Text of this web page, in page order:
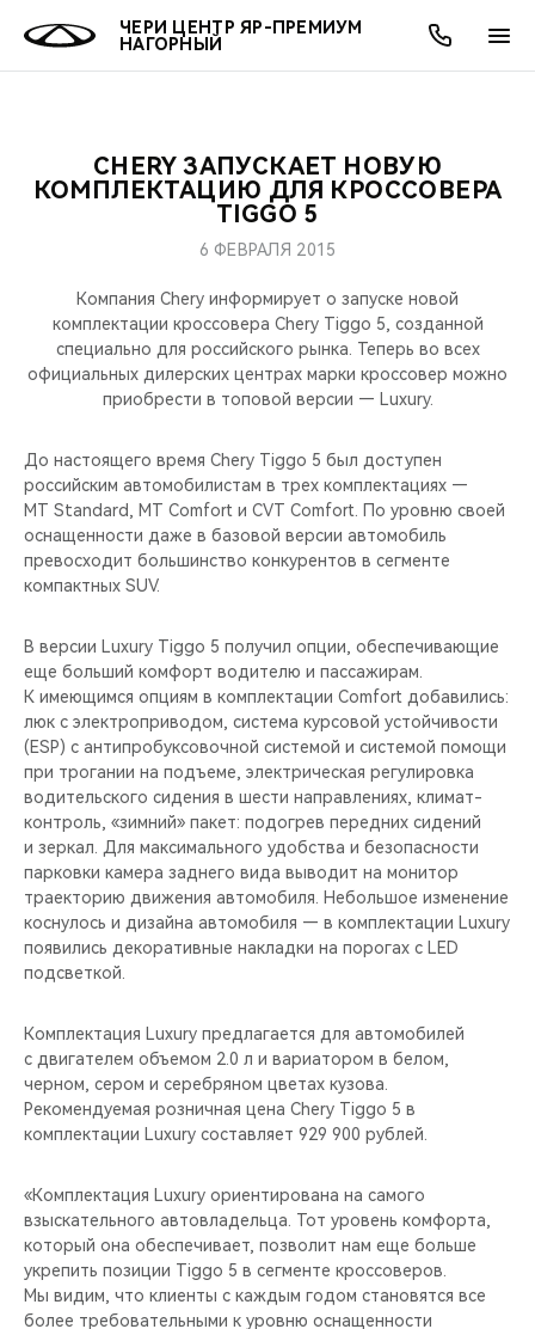
ЧЕРИ ЦЕНТР ЯР-ПРЕМИУМ
НАГОРНЫЙ
МОДЕЛИ
СЕДАНЫ
НОВИНКИ
ПОКУПАТЕЛЯМ
КРЕДИТ И СТРАХОВАНИЕ
ВЛАДЕЛЬЦАМ
ЗАПЧАСТИ И АКСЕССУАРЫ
ПОДДЕРЖКА
МИР CHERY
О БРЕНДЕ
CHERY В СОЦСЕТЯХ
БЛАГОТВОРИТЕЛЬНОСТЬ
CHERY REMOTE
НАШИ МЕРОПРИЯТИЯ
ВИДЕООБЗОРЫ
CHERY ДЛЯ ДЕТЕЙ
АКЦИИ
ОНЛАЙН СЕРВИСЫ
КРЕДИТ
О КОМПАНИИ
МЫ В СОЦСЕТЯХ
CHERY ЗАПУСКАЕТ НОВУЮ
КОМПЛЕКТАЦИЮ ДЛЯ КРОССОВЕРА
TIGGO 5
6 ФЕВРАЛЯ 2015
Компания Chery информирует о запуске новой
комплектации кроссовера Chery Tiggo 5, созданной
специально для российского рынка. Теперь во всех
официальных дилерских центрах марки кроссовер можно
приобрести в топовой версии — Luxury.
До настоящего время Chery Tiggo 5 был доступен
российским автомобилистам в трех комплектациях —
MT Standard, MT Comfort и CVT Comfort. По уровню своей
оснащенности даже в базовой версии автомобиль
превосходит большинство конкурентов в сегменте
компактных SUV.
В версии Luxury Tiggo 5 получил опции, обеспечивающие
еще больший комфорт водителю и пассажирам.
К имеющимся опциям в комплектации Comfort добавились:
люк c электроприводом, система курсовой устойчивости
(ESP) с антипробуксовочной системой и системой помощи
при трогании на подъеме, электрическая регулировка
водительского сидения в шести направлениях, климат-
контроль, «зимний» пакет: подогрев передних сидений
и зеркал. Для максимального удобства и безопасности
парковки камера заднего вида выводит на монитор
траекторию движения автомобиля. Небольшое изменение
коснулось и дизайна автомобиля — в комплектации Luxury
появились декоративные накладки на порогах с LED
подсветкой.
Комплектация Luxury предлагается для автомобилей
с двигателем объемом 2.0 л и вариатором в белом,
черном, сером и серебряном цветах кузова.
Рекомендуемая розничная цена Chery Tiggo 5 в
комплектации Luxury составляет 929 900 рублей.
«Комплектация Luxury ориентирована на самого
взыскательного автовладельца. Тот уровень комфорта,
который она обеспечивает, позволит нам еще больше
укрепить позиции Tiggo 5 в сегменте кроссоверов.
Мы видим, что клиенты с каждым годом становятся все
более требовательными к уровню оснащенности